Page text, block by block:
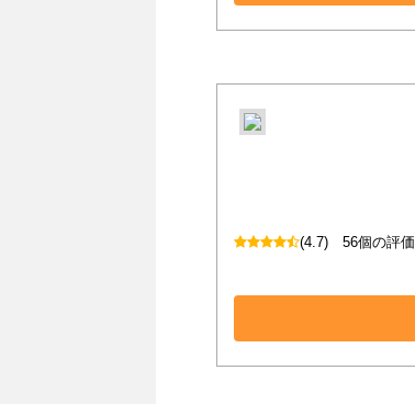
(4.7) 56個の評価